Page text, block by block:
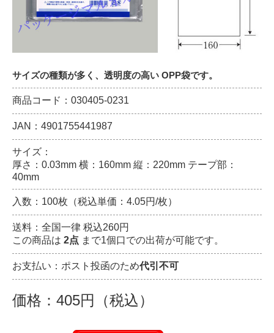
サイズの種類が多く、透明度の高い OPP袋です。
商品コード：030405-0231
JAN：4901755441987
サイズ：
厚さ：0.03mm 横：160mm 縦：220mm テープ部：
40mm
入数：100枚（税込単価：4.05円/枚）
送料：全国一律 税込260円
この商品は 2点 まで1個口での出荷が可能です。
お支払い：ポスト投函のため代引不可
価格：405円（税込）